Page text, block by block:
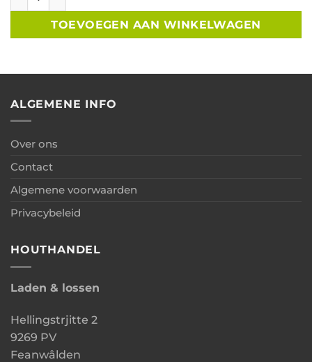
TOEVOEGEN AAN WINKELWAGEN
ALGEMENE INFO
Over ons
Contact
Algemene voorwaarden
Privacybeleid
HOUTHANDEL
Laden & lossen
Hellingstrjitte 2
9269 PV
Feanwâlden